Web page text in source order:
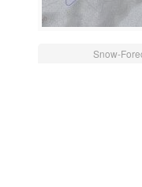
Snow-